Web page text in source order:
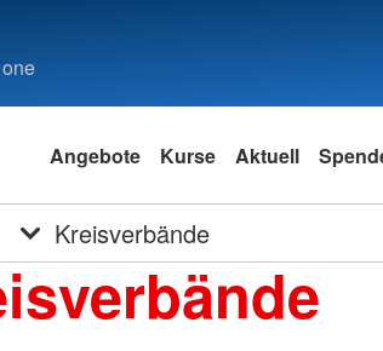
Angebote Kurse Aktuell
Kreisverbände